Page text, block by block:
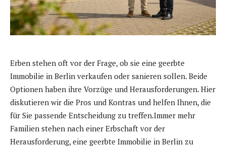
Erben stehen oft vor der Frage, ob sie eine geerbte
Immobilie in Berlin verkaufen oder sanieren sollen. Beide
Optionen haben ihre Vorzüge und Herausforderungen. Hier
diskutieren wir die Pros und Kontras und helfen Ihnen, die
für Sie passende Entscheidung zu treffen.Immer mehr
Familien stehen nach einer Erbschaft vor der
Herausforderung, eine geerbte Immobilie in Berlin zu